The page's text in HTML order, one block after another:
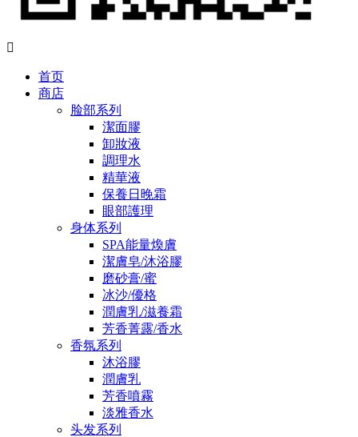

首页
商店
脸部系列
潔面膠
卸妝液
調理水
精華液
保養日晚霜
眼部護理
身体系列
SPA能量煥膚
潔膚皂/沐浴膠
磨砂膏/蜜
冰沙/優格
潤膚乳/滋養霜
芳香菁露/香水
香氛系列
沐浴膠
潤膚乳
芳香噴霧
淡雅香水
头发系列